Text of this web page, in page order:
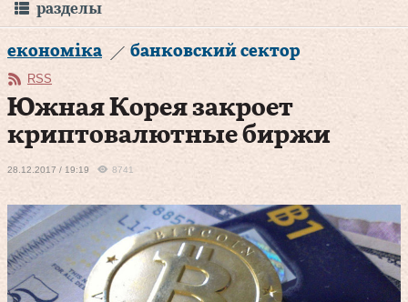
разделы
економіка банковский сектор
RSS
Южная Корея закроет
криптовалютные биржи
28.12.2017 / 19:19 8741